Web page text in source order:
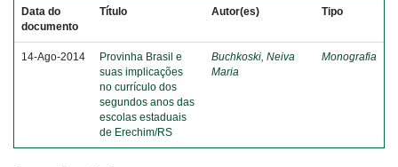
Data do
documento
Título Autor(es) Tipo
14-Ago-2014
Provinha Brasil e
suas implicações
no currículo dos
segundos anos das
escolas estaduais
de Erechim/RS
Buchkoski, Neiva
Maria
Monografia